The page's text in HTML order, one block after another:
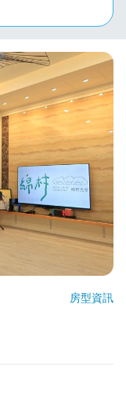
房型資訊